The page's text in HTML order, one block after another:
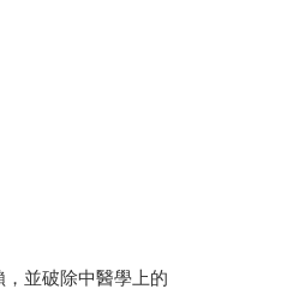
並破除中醫學上的